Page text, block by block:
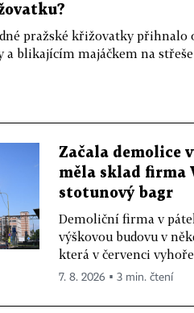
pražské křižovatky
a blikajícím majáčkem na
Začala demolice
měla sklad firma
stotunový bagr
Demoliční firma v
výškovou budovu v
která v červenci
7. 8. 2026 ▪ 3 min. čtení